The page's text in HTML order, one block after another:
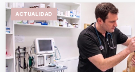
ACTUALIDAD